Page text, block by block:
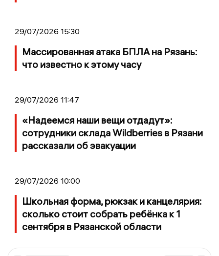
29/07/2026 15:30
Массированная атака БПЛА на Рязань:
что известно к этому часу
29/07/2026 11:47
«Надеемся наши вещи отдадут»:
сотрудники склада Wildberries в Рязани
рассказали об эвакуации
29/07/2026 10:00
Школьная форма, рюкзак и канцелярия:
сколько стоит собрать ребёнка к 1
сентября в Рязанской области